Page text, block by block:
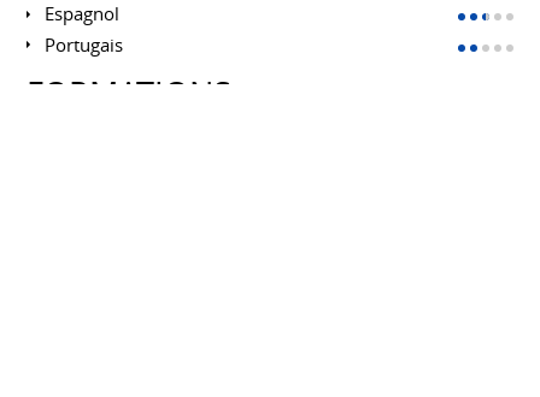
Espagnol
Portugais
FORMATIONS